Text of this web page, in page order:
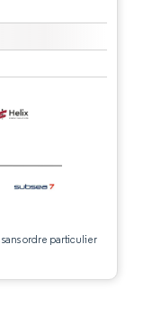
ordre particulier